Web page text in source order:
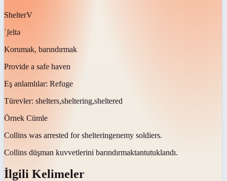
ShelterV
ˈʃeltə
Korumak, barındırmak
Provide a safe haven
Eş anlamlılar: Refuge
Türevler: shelters,sheltering,sheltered
Örnek Cümle
Collins was arrested for shelteringenemy soldiers.
Collins düşman kuvvetlerini barındırmaktantutuklandı.
İlgili Kelimeler